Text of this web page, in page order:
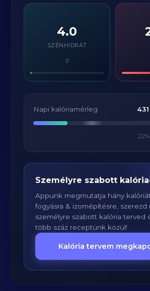
⚡
4.0
SZÉNHIDRÁT
g
Napi kalóriamérleg 431
22
Személyre szabott
Appunk megmutatja hány
fogyásra & izomépítésre, szerezd
személyre szabott kalória terved
több száz receptünk közül!
Kalória tervem